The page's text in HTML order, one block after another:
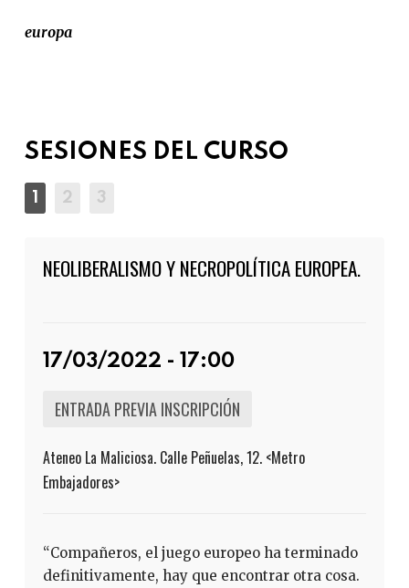
europa
SESIONES DEL CURSO
NEOLIBERALISMO Y NECROPOLÍTICA EUROPEA.
17/03/2022 - 17:00
ENTRADA PREVIA INSCRIPCIÓN
Ateneo La Maliciosa. Calle Peñuelas, 12. <Metro
Embajadores>
“Compañeros, el juego europeo ha terminado
definitivamente, hay que encontrar otra cosa.